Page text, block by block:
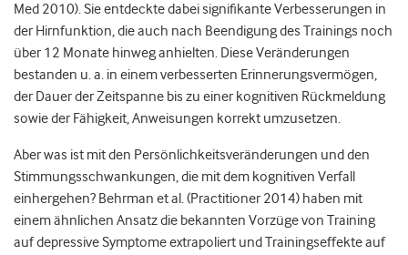
Med 2010). Sie entdeckte dabei signifikante Verbesserungen in
der Hirnfunktion, die auch nach Beendigung des Trainings noch
über 12 Monate hinweg anhielten. Diese Veränderungen
bestanden u. a. in einem verbesserten Erinnerungsvermögen,
der Dauer der Zeitspanne bis zu einer kognitiven Rückmeldung
sowie der Fähigkeit, Anweisungen korrekt umzusetzen.
Aber was ist mit den Persönlichkeitsveränderungen und den
Stimmungsschwankungen, die mit dem kognitiven Verfall
einhergehen? Behrman et al. (Practitioner 2014) haben mit
einem ähnlichen Ansatz die bekannten Vorzüge von Training
auf depressive Symptome extrapoliert und Trainingseffekte auf